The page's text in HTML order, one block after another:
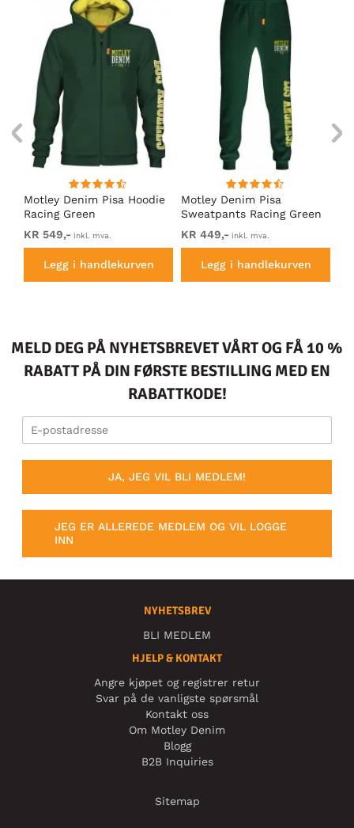
Motley Denim Pisa Hoodie
Racing Green
KR 549,- inkl. mva.
Legg i handlekurven
Motley Denim Pisa
Sweatpants Racing Green
KR 449,- inkl. mva.
Legg i handlekurven
MELD DEG PÅ NYHETSBREVET VÅRT OG FÅ 10 %
RABATT PÅ DIN FØRSTE BESTILLING MED EN
RABATTKODE!
JA, JEG VIL BLI MEDLEM!
JEG ER ALLEREDE MEDLEM OG VIL LOGGE
INN
NYHETSBREV
BLI MEDLEM
HJELP & KONTAKT
Angre kjøpet og registrer retur
Svar på de vanligste spørsmål
Kontakt oss
Om Motley Denim
Blogg
B2B Inquiries
Sitemap